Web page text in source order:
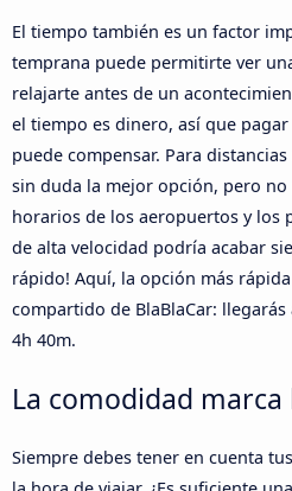
El tiempo también es un factor
temprana puede permitirte ver
relajarte antes de un
el tiempo es dinero, así que
puede compensar. Para
sin duda la mejor opción, pero no
horarios de los aeropuertos y los
de alta velocidad podría acabar
rápido! Aquí, la opción más
compartido de BlaBlaCar:
4h 40m.
La comodidad
Siempre debes tener en cuenta